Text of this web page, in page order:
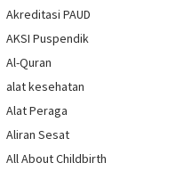
Akreditasi PAUD
AKSI Puspendik
Al-Quran
alat kesehatan
Alat Peraga
Aliran Sesat
All About Childbirth